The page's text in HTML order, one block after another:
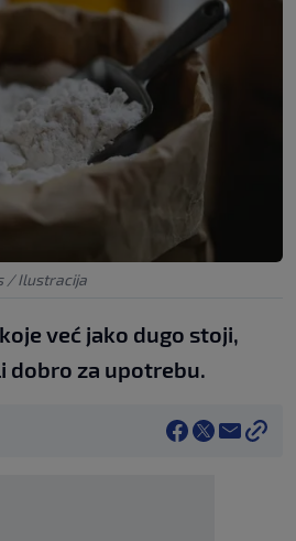
/ Ilustracija
već jako dugo stoji,
dobro za upotrebu.